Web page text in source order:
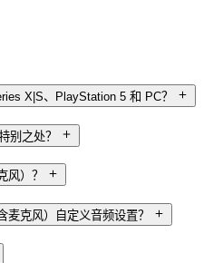
X|S、PlayStation 5 和 PC？
别之处？
）？
克风）自定义音频设置？